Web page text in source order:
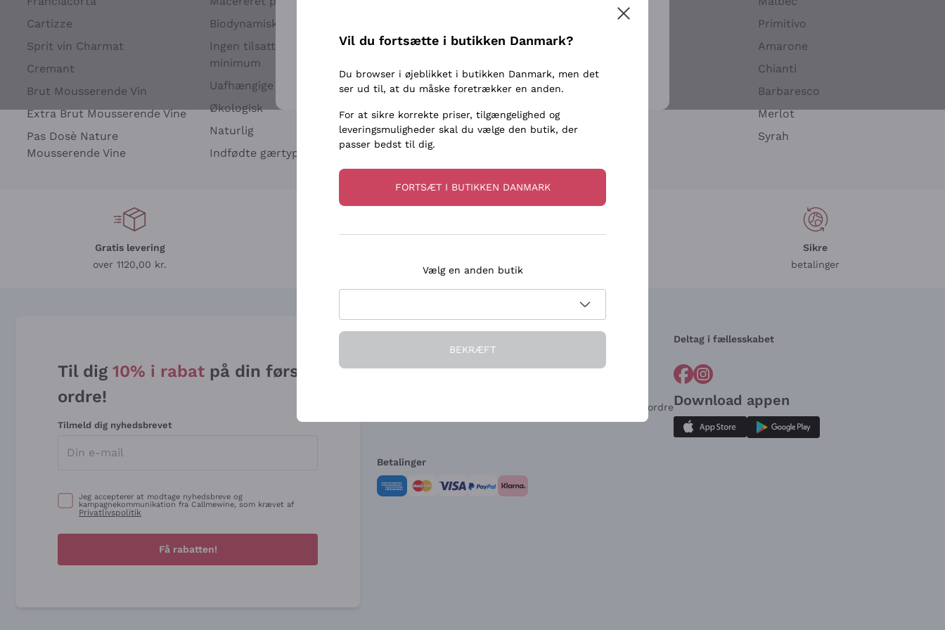
Cartizze
Sprit vin Charmat
Cremant
Brut Mousserende Vin
Extra Brut Mousserende Vine
Pas Dosè Nature
Mousserende Vine
Biodynamisk
Ingen tilsatte sulfitter eller
minimum
Uafhængige Vinavlere
Økologisk
Naturlig
Indfødte gærtyper
Biondi Santi
Franz Haas
Argiolas
Zenato
Ca' dei Frati
Ribolla Gialla
Sauvignon
Primitivo
Amarone
Chianti
Barbaresco
Merlot
Syrah
Gratis levering
over 1120,00 kr.
Sikre
betalinger
Til dig 10% i rabat på din første
ordre!
Tilmeld dig nyhedsbrevet
Jeg accepterer at modtage nyhedsbreve og
kampagnekommunikation fra Callmewine, som krævet af
Privatlivspolitik
Få rabatten!
Hvem vi er
Kundeservice
Fortrydelsesformular for ordre
Deltag i fællesskabet
Download appen
Betalinger
Tilmeld
For flere oplysninger, læs voresPrivatlivspolitik
Vil du fortsætte i butikken Danmark?
Du browser i øjeblikket i butikken Danmark, men det
ser ud til, at du måske foretrækker en anden.
For at sikre korrekte priser, tilgængelighed og
leveringsmuligheder skal du vælge den butik, der
passer bedst til dig.
FORTSÆT I BUTIKKEN DANMARK
Vælg en anden butik
BEKRÆFT